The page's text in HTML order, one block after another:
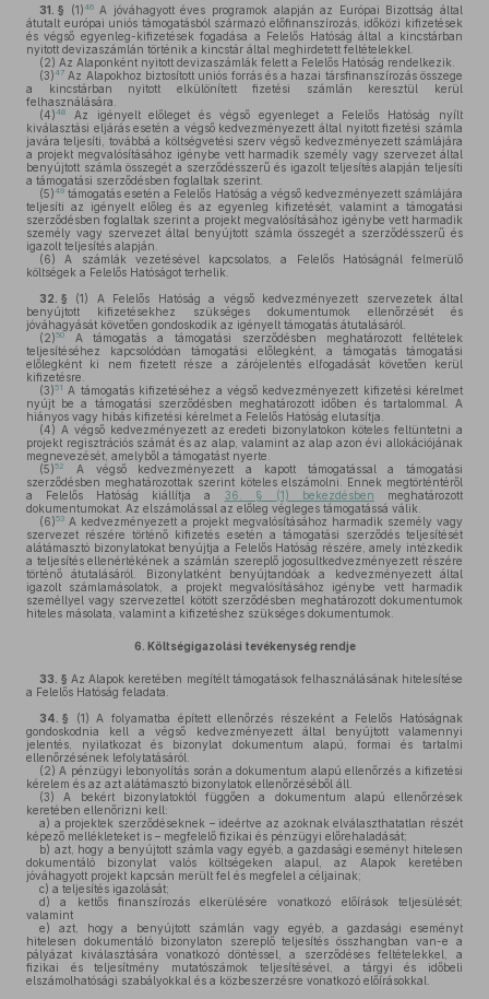
31. § (1)46A jóváhagyott éves programok alapján az Európai Bizottság által
átutalt európai uniós támogatásból származó előfinanszírozás, időközi kifizetések
és végső egyenleg-kifizetések fogadása a Felelős Hatóság által a kincstárban
nyitott devizaszámlán történik a kincstár által meghirdetett feltételekkel.
(2) Az Alaponként nyitott devizaszámlák felett a Felelős Hatóság rendelkezik.
(3)47 Az Alapokhoz biztosított uniós forrás és a hazai társfinanszírozás összege
a kincstárban nyitott elkülönített fizetési számlán keresztül kerül
felhasználására.
(4)48
Az igényelt előleget és végső egyenleget a Felelős Hatóság nyílt
kiválasztási eljárás esetén a végső kedvezményezett által nyitott fizetési számla
javára teljesíti, továbbá a költségvetési szerv végső kedvezményezett számlájára
a projekt megvalósításához igénybe vett harmadik személy vagy szervezet által
benyújtott számla összegét a szerződésszerű és igazolt teljesítés alapján teljesíti
a támogatási szerződésben foglaltak szerint.
(5)49 támogatás esetén a Felelős Hatóság a végső kedvezményezett számlájára
teljesíti az igényelt előleg és az egyenleg kifizetését, valamint a támogatási
szerződésben foglaltak szerint a projekt megvalósításához igénybe vett harmadik
személy vagy szervezet által benyújtott számla összegét a szerződésszerű és
igazolt teljesítés alapján.
(6) A számlák vezetésével kapcsolatos, a Felelős Hatóságnál felmerülő
költségek a Felelős Hatóságot terhelik.
32. § (1)
A Felelős Hatóság a végső kedvezményezett szervezetek által
benyújtott kifizetésekhez szükséges dokumentumok ellenőrzését és
jóváhagyását követően gondoskodik az igényelt támogatás átutalásáról.
(2)50
A támogatás a támogatási szerződésben meghatározott feltételek
teljesítéséhez kapcsolódóan támogatási előlegként, a támogatás támogatási
előlegként ki nem fizetett része a zárójelentés elfogadását követően kerül
kifizetésre.
(3)51 A támogatás kifizetéséhez a végső kedvezményezett kifizetési kérelmet
nyújt be a támogatási szerződésben meghatározott időben és tartalommal. A
hiányos vagy hibás kifizetési kérelmet a Felelős Hatóság elutasítja.
(4) A végső kedvezményezett az eredeti bizonylatokon köteles feltüntetni a
projekt regisztrációs számát és az alap, valamint az alap azon évi allokációjának
megnevezését, amelyből a támogatást nyerte.
(5)52
A végső kedvezményezett a kapott támogatással a támogatási
szerződésben meghatározottak szerint köteles elszámolni. Ennek megtörténtéről
a Felelős Hatóság kiállítja a 36. § (1) bekezdésben meghatározott
dokumentumokat. Az elszámolással az előleg végleges támogatássá válik.
(6)53 A kedvezményezett a projekt megvalósításához harmadik személy vagy
szervezet részére történő kifizetés esetén a támogatási szerződés teljesítését
alátámasztó bizonylatokat benyújtja a Felelős Hatóság részére, amely intézkedik
a teljesítés ellenértékének a számlán szereplő jogosultkedvezményezett részére
történő átutalásáról. Bizonylatként benyújtandóak a kedvezményezett által
igazolt számlamásolatok, a projekt megvalósításához igénybe vett harmadik
személlyel vagy szervezettel kötött szerződésben meghatározott dokumentumok
hiteles másolata, valamint a kifizetéshez szükséges dokumentumok.
6. Költségigazolási tevékenység rendje
33. § Az Alapok keretében megítélt támogatások felhasználásának hitelesítése
a Felelős Hatóság feladata.
34. § (1) A folyamatba épített ellenőrzés részeként a Felelős Hatóságnak
gondoskodnia kell a végső kedvezményezett által benyújtott valamennyi
jelentés, nyilatkozat és bizonylat dokumentum alapú, formai és tartalmi
ellenőrzésének lefolytatásáról.
(2) A pénzügyi lebonyolítás során a dokumentum alapú ellenőrzés a kifizetési
kérelem és az azt alátámasztó bizonylatok ellenőrzéséből áll.
(3) A bekért bizonylatoktól függően a dokumentum alapú ellenőrzések
keretében ellenőrizni kell:
a) a projektek szerződéseknek – ideértve az azoknak elválaszthatatlan részét
képező mellékleteket is – megfelelő fizikai és pénzügyi előrehaladását;
b) azt, hogy a benyújtott számla vagy egyéb, a gazdasági eseményt hitelesen
dokumentáló bizonylat valós költségeken alapul, az Alapok keretében
jóváhagyott projekt kapcsán merült fel és megfelel a céljainak;
c) a teljesítés igazolását;
d) a kettős finanszírozás elkerülésére vonatkozó előírások teljesülését;
valamint
e) azt, hogy a benyújtott számlán vagy egyéb, a gazdasági eseményt
hitelesen dokumentáló bizonylaton szereplő teljesítés összhangban van-e a
pályázat kiválasztására vonatkozó döntéssel, a szerződéses feltételekkel, a
fizikai és teljesítmény mutatószámok teljesítésével, a tárgyi és időbeli
elszámolhatósági szabályokkal és a közbeszerzésre vonatkozó előírásokkal.